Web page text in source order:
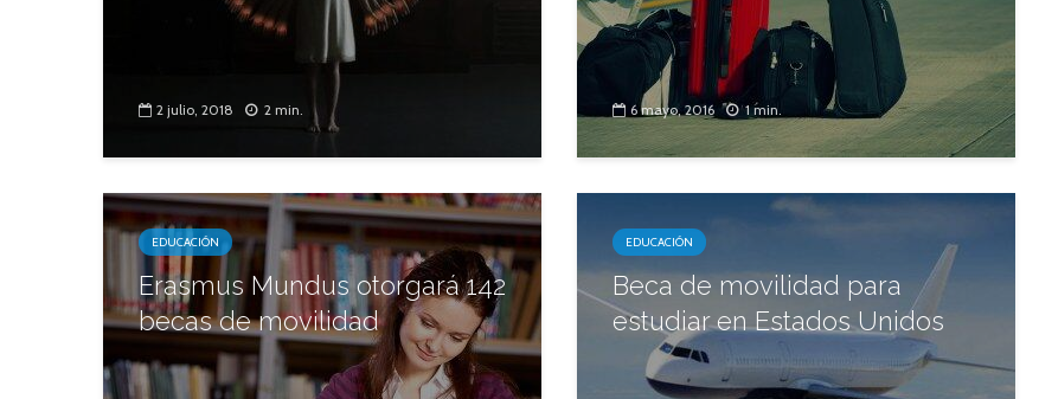
2 julio, 2018 2 min. 6 mayo, 2016 1 min.
EDUCACIÓN
Erasmus Mundus otorgará 142
becas de movilidad
EDUCACIÓN
Beca de movilidad para
estudiar en Estados Unidos